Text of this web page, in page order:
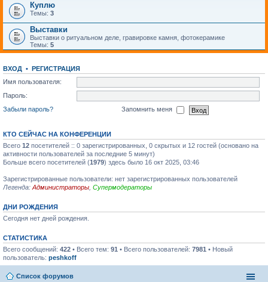
Куплю
Темы: 3
Выставки
Выставки о ритуальном деле, гравировке камня, фотокерамике
Темы: 5
ВХОД • РЕГИСТРАЦИЯ
Имя пользователя:
Пароль:
Забыли пароль?
Запомнить меня
КТО СЕЙЧАС НА КОНФЕРЕНЦИИ
Всего 12 посетителей :: 0 зарегистрированных, 0 скрытых и 12 гостей (основано на
активности пользователей за последние 5 минут)
Больше всего посетителей (1979) здесь было 16 окт 2025, 03:46
Зарегистрированные пользователи: нет зарегистрированных пользователей
Легенда: Администраторы Супермодераторы
ДНИ РОЖДЕНИЯ
Сегодня нет дней рождения.
СТАТИСТИКА
Всего сообщений: 422 • Всего тем: 91 • Всего пользователей: 7981 • Новый
пользователь: peshkoff
Список форумов